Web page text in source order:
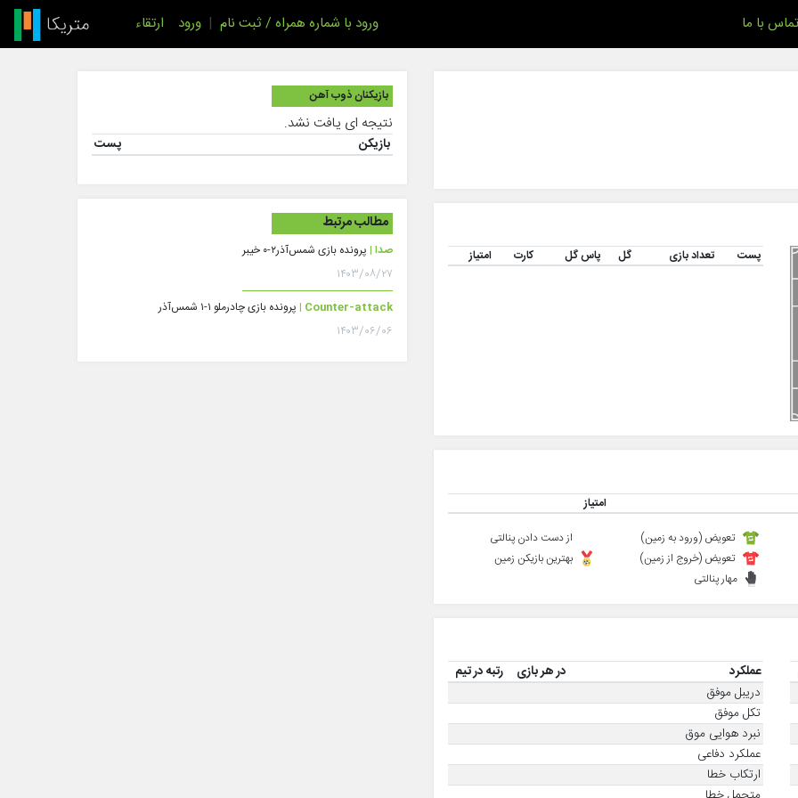
تماس با ما ورود با شماره همراه / ثبت نام | ورود ارتقاء
پست تعداد بازی گل پاس گل کارت امتیاز
امتیاز
تعویض (ورود به زمین)
تعویض (خروج از زمین)
مهار پنالتی
از دست دادن پنالتی
بهترین بازیکن زمین
عملکرد در هر بازی
رتبه در تیم
دریبل موفق
تکل موفق
نبرد هوایی موق
عملکرد دفاعی
ارتکاب خطا
بازیکنان ذوب آهن
نتیجه ای یافت نشد.
بازیکن پست
مطالب مرتبط
صدا | پرونده بازی شمس‌آذر۲-۰ خیبر
۱۴۰۳/۰۸/۲۷
Counter-attack | پرونده بازی چادرملو ۱-۱ شمس‌آذر
۱۴۰۳/۰۶/۰۶